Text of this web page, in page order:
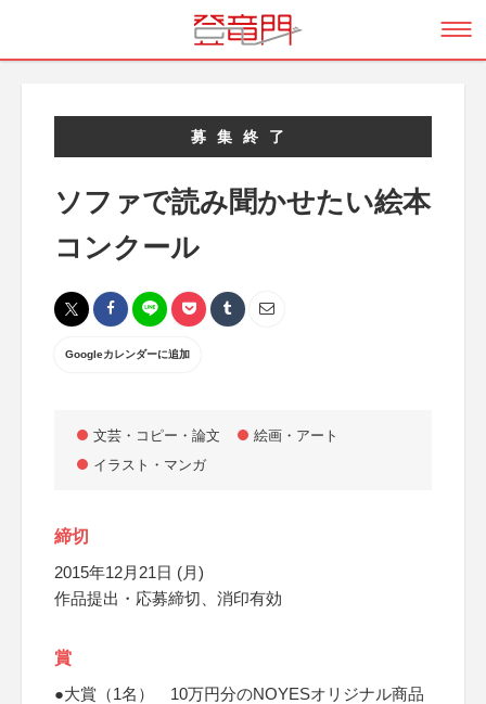
募集終了
ソファで読み聞かせたい絵本
コンクール
Googleカレンダーに追加
文芸・コピー・論文
絵画・アート
イラスト・マンガ
締切
2015年12月21日 (月)
作品提出・応募締切、消印有効
賞
●大賞（1名） 10万円分のNOYESオリジナル商品